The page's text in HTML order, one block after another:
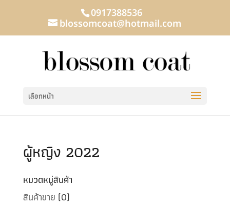
0917388536
blossomcoat@hotmail.com
เลือกหน้า
ผู้หญิง 2022
หมวดหมู่สินค้า
สินค้าขาย (0)